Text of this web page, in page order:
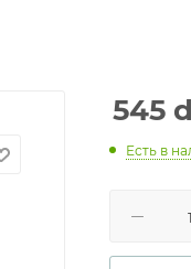
545
Есть в